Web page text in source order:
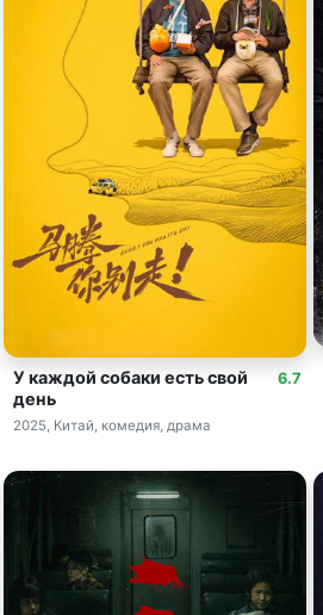
6.7
У каждой собаки есть свой
день
2025, Китай, комедия, драма